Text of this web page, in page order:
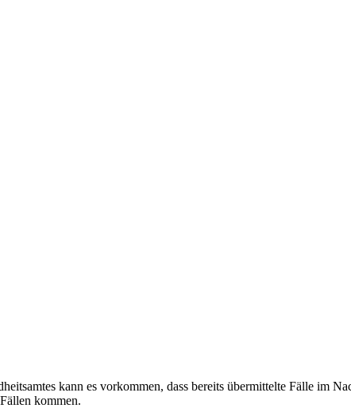
kann es vorkommen, dass bereits übermittelte Fälle im
kommen.